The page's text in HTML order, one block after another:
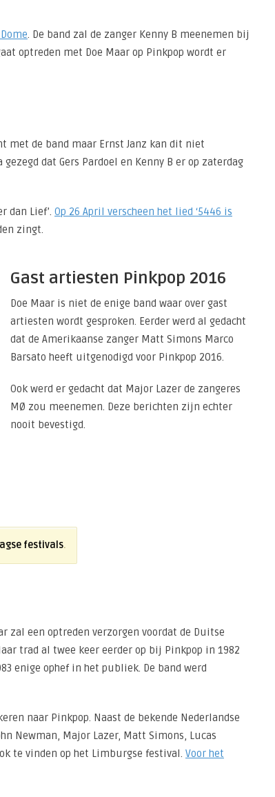
. De band zal de zanger Kenny B meenemen bij
optreden met Doe Maar op Pinkpop wordt er
met de band maar Ernst Janz kan dit niet
dat Gers Pardoel en Kenny B er op zaterdag
dan Lief’. Op 26 April verscheen het lied ‘5446 is
zingt.
Gast artiesten Pinkpop 2016
Doe Maar is niet de enige band waar over gast
artiesten wordt gesproken. Eerder werd al gedacht
dat de Amerikaanse zanger Matt Simons Marco
Barsato heeft uitgenodigd voor Pinkpop 2016.
Ook werd er gedacht dat Major Lazer de zangeres
MØ zou meenemen. Deze berichten zijn echter
nooit bevestigd.
festivals.
zal een optreden verzorgen voordat de Duitse
trad al twee keer eerder op bij Pinkpop in 1982
enige ophef in het publiek. De band werd
naar Pinkpop. Naast de bekende Nederlandse
Newman, Major Lazer, Matt Simons, Lucas
te vinden op het Limburgse festival. Voor het